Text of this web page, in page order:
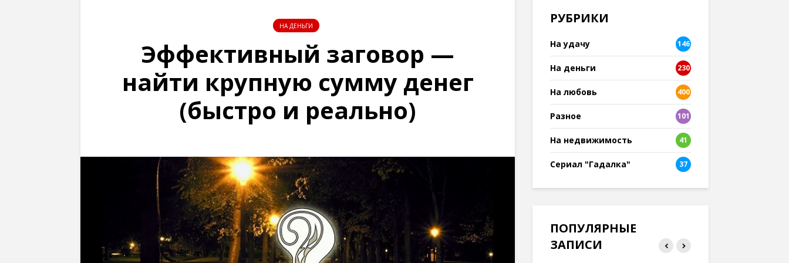
НА ДЕНЬГИ
Эффективный заговор —
найти крупную сумму денег
(быстро и реально)
РУБРИКИ
На удачу 146
На деньги 230
На любовь 400
Разное
101
8
На недвижимость 41
Сериал "Гадалка" 37
ПОПУЛЯРНЫЕ
ЗАПИСИ